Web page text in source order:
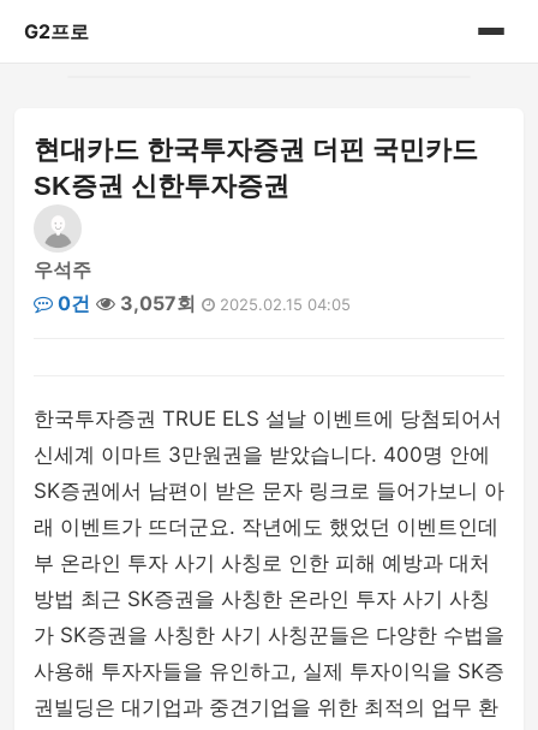
G2프로
IT리뷰
현대카드 한국투자증권 더핀 국민카드
SK증권 신한투자증권
우석주
0건
3,057회 2025.02.15 04:05
한국투자증권 TRUE ELS 설날 이벤트에 당첨되어서
신세계 이마트 3만원권을 받았습니다. 400명 안에
SK증권에서 남편이 받은 문자 링크로 들어가보니 아
래 이벤트가 뜨더군요. 작년에도 했었던 이벤트인데
부 온라인 투자 사기 사칭로 인한 피해 예방과 대처
방법 최근 SK증권을 사칭한 온라인 투자 사기 사칭
가 SK증권을 사칭한 사기 사칭꾼들은 다양한 수법을
사용해 투자자들을 유인하고, 실제 투자이익을 SK증
권빌딩은 대기업과 중견기업을 위한 최적의 업무 환